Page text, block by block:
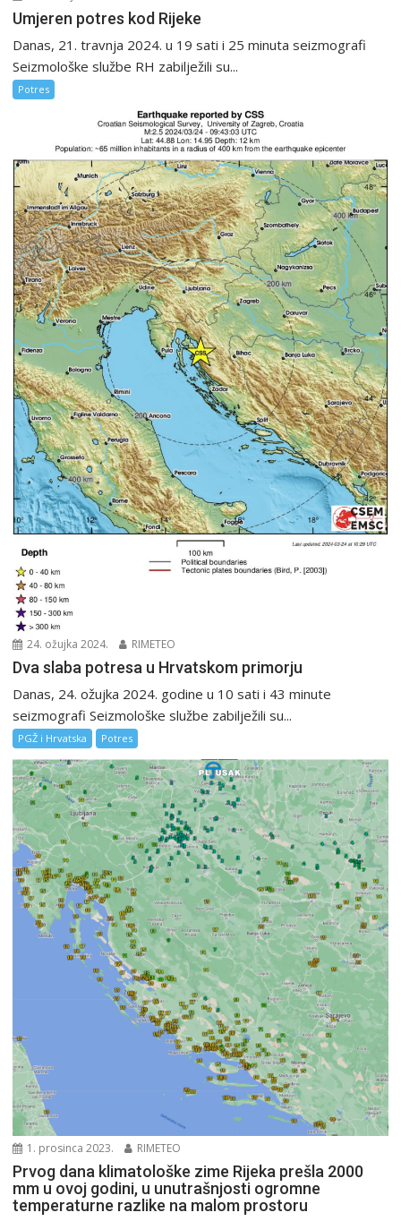
Umjeren potres kod Rijeke
Danas, 21. travnja 2024. u 19 sati i 25 minuta seizmografi
Seizmološke službe RH zabilježili su...
Potres
24. ožujka 2024. RIMETEO
Dva slaba potresa u Hrvatskom primorju
Danas, 24. ožujka 2024. godine u 10 sati i 43 minute
seizmografi Seizmološke službe zabilježili su...
PGŽ i Hrvatska Potres
1. prosinca 2023. RIMETEO
Prvog dana klimatološke zime Rijeka prešla 2000
mm u ovoj godini, u unutrašnjosti ogromne
temperaturne razlike na malom prostoru